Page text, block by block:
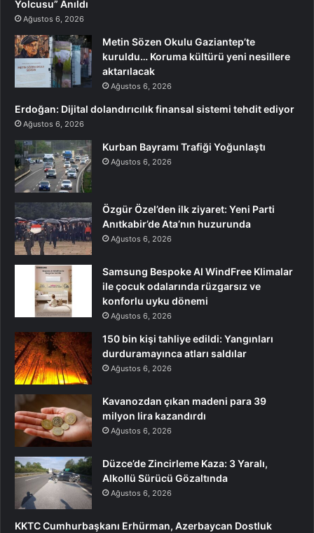
Yolcusu” Anıldı
Ağustos 6, 2026
Metin Sözen Okulu Gaziantep’te
kuruldu… Koruma kültürü yeni nesillere
aktarılacak
Ağustos 6, 2026
Erdoğan: Dijital dolandırıcılık finansal sistemi tehdit ediyor
Ağustos 6, 2026
Kurban Bayramı Trafiği Yoğunlaştı
Ağustos 6, 2026
Özgür Özel’den ilk ziyaret: Yeni Parti
Anıtkabir’de Ata’nın huzurunda
Ağustos 6, 2026
Samsung Bespoke AI WindFree Klimalar
ile çocuk odalarında rüzgarsız ve
konforlu uyku dönemi
Ağustos 6, 2026
150 bin kişi tahliye edildi: Yangınları
durduramayınca atları saldılar
Ağustos 6, 2026
Kavanozdan çıkan madeni para 39
milyon lira kazandırdı
Ağustos 6, 2026
Düzce’de Zincirleme Kaza: 3 Yaralı,
Alkollü Sürücü Gözaltında
Ağustos 6, 2026
KKTC Cumhurbaşkanı Erhürman, Azerbaycan Dostluk